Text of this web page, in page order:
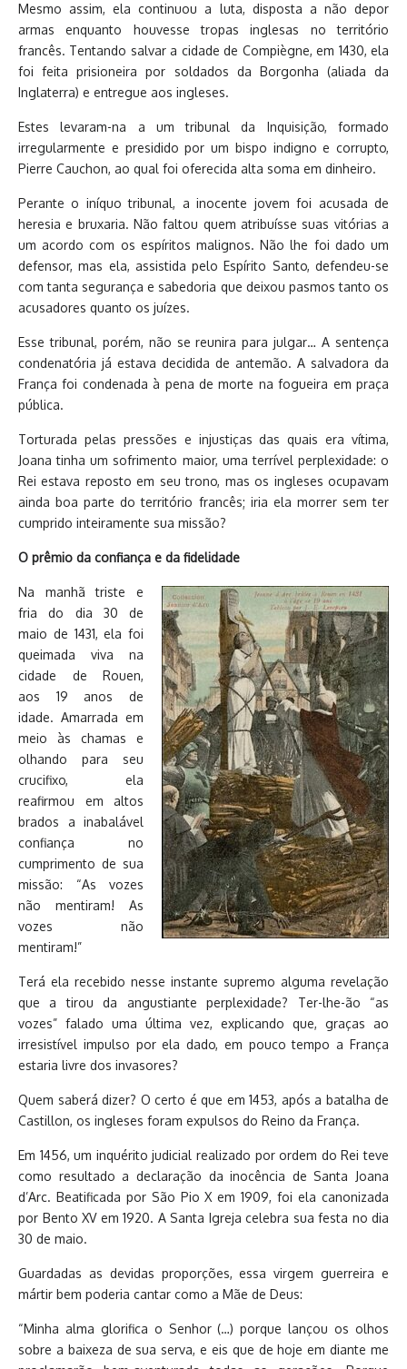
Mesmo assim, ela continuou a luta, disposta a não depor
armas enquanto houvesse tropas inglesas no território
francês. Tentando salvar a cidade de Compiègne, em 1430, ela
foi feita prisioneira por soldados da Borgonha (aliada da
Inglaterra) e entregue aos ingleses.
Estes levaram-na a um tribunal da Inquisição, formado
irregularmente e presidido por um bispo indigno e corrupto,
Pierre Cauchon, ao qual foi oferecida alta soma em dinheiro.
Perante o iníquo tribunal, a inocente jovem foi acusada de
heresia e bruxaria. Não faltou quem atribuísse suas vitórias a
um acordo com os espíritos malignos. Não lhe foi dado um
defensor, mas ela, assistida pelo Espírito Santo, defendeu-se
com tanta segurança e sabedoria que deixou pasmos tanto os
acusadores quanto os juízes.
Esse tribunal, porém, não se reunira para julgar… A sentença
condenatória já estava decidida de antemão. A salvadora da
França foi condenada à pena de morte na fogueira em praça
pública.
Torturada pelas pressões e injustiças das quais era vítima,
Joana tinha um sofrimento maior, uma terrível perplexidade: o
Rei estava reposto em seu trono, mas os ingleses ocupavam
ainda boa parte do território francês; iria ela morrer sem ter
cumprido inteiramente sua missão?
O prêmio da confiança e da fidelidade
Na manhã triste e
fria do dia 30 de
maio de 1431, ela foi
queimada viva na
cidade de Rouen,
aos 19 anos de
idade. Amarrada em
meio às chamas e
olhando para seu
crucifixo, ela
reafirmou em altos
brados a inabalável
confiança no
cumprimento de sua
missão: “As vozes
não mentiram! As
vozes não
mentiram!”
Terá ela recebido nesse instante supremo alguma revelação
que a tirou da angustiante perplexidade? Ter-lhe-ão “as
vozes” falado uma última vez, explicando que, graças ao
irresistível impulso por ela dado, em pouco tempo a França
estaria livre dos invasores?
Quem saberá dizer? O certo é que em 1453, após a batalha de
Castillon, os ingleses foram expulsos do Reino da França.
Em 1456, um inquérito judicial realizado por ordem do Rei teve
como resultado a declaração da inocência de Santa Joana
d’Arc. Beatificada por São Pio X em 1909, foi ela canonizada
por Bento XV em 1920. A Santa Igreja celebra sua festa no dia
30 de maio.
Guardadas as devidas proporções, essa virgem guerreira e
mártir bem poderia cantar como a Mãe de Deus:
“Minha alma glorifica o Senhor (…) porque lançou os olhos
sobre a baixeza de sua serva, e eis que de hoje em diante me